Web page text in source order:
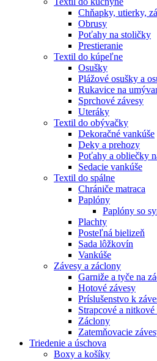
Chňapky, utierky,
Obrusy
Poťahy na stoličky
Prestieranie
Textil do kúpeľne
Osušky
Plážové osušky a
Rukavice na
Sprchové závesy
Uteráky
Textil do obývačky
Dekoračné vankúše
Deky a prehozy
Poťahy a obliečky
Sedacie vankúše
Textil do spálne
Chrániče matraca
Paplóny
Paplóny so
Plachty
Posteľná bielizeň
Sada lôžkovín
Vankúše
Závesy a záclony
Garniže a tyče na
Hotové závesy
Príslušenstvo k
Strapcové a
Záclony
Zatemňovacie
Triedenie a úschova
Boxy a košíky